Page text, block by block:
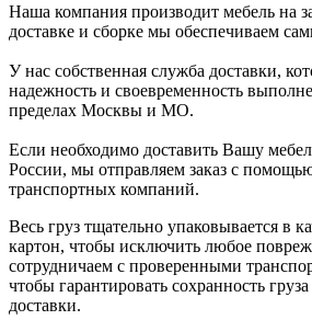
Наша компания производит мебель на
доставке и сборке мы обеспечиваем
У нас собственная служба доставки,
надежность и своевременность
пределах Москвы и МО.
Если необходимо доставить Вашу
России, мы отправляем заказ с
транспортных компаний.
Весь груз тщательно упаковывается в
картон, чтобы исключить любое
сотрудничаем с проверенными
чтобы гарантировать сохранность
доставки.